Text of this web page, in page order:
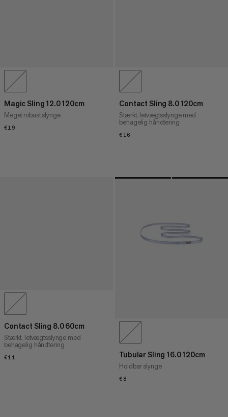
Magic Sling 12.0 120cm
Meget robust slynge
€19
Contact Sling 8.0 120cm
Stærkt, letvægtsslynge med
behagelig håndtering
€16
Contact Sling 8.0 60cm
Stærkt, letvægtsslynge med
behagelig håndtering
€11 Tubular Sling 16.0 120cm
Holdbar slynge
€8